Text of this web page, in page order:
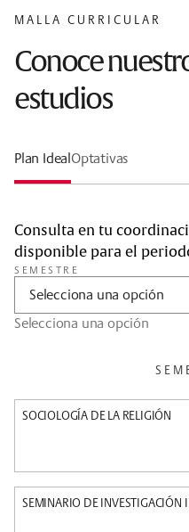
MALLA CURRICULAR
Conoce
estudios
Plan IdealOptativas
Consulta en tu
disponible para el
SEMESTRE
Selecciona una opción
Selecciona una opción
SOCIOLOGÍA DE LA RELIGIÓN
SEMINARIO DE INVESTIGACIÓN I